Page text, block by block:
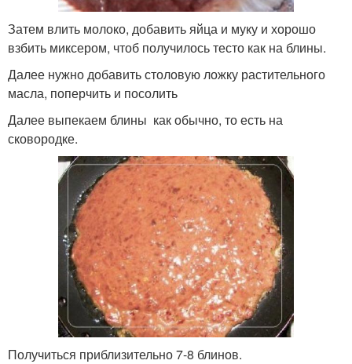
Затем влить молоко, добавить яйца и муку и хорошо
взбить миксером, чтоб получилось тесто как на блины.
Далее нужно добавить столовую ложку растительного
масла, поперчить и посолить
Далее выпекаем блины как обычно, то есть на
сковородке.
Получиться приблизительно 7-8 блинов.